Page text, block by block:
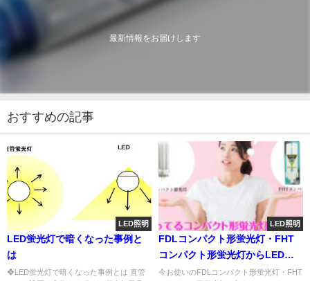
最新情報をお届けします
おすすめの記事
LED照明
LED蛍光灯で暗くなった事例と
は
❖LED蛍光灯で暗くなった事例とは 直管
LED照明
FDLコンパクト形蛍光灯・FHT
コンパクト形蛍光灯からLEDへ
交換がおすすめ。
今お使いのFDLコンパクト形蛍光灯・FHT